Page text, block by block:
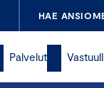
HAE
Palvelut